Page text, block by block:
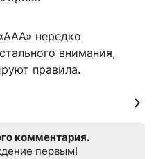
нередко
внимания,
правила.
комментария.
первым!